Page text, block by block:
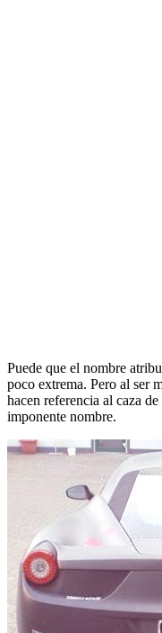
Puede que el nombre
poco extrema. Pero al ser
hacen referencia al caza
imponente nombre.